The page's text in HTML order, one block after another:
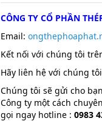
CÔNG TY CỔ PHẦN
Email:
Kết nối với chúng tôi
Hãy liên hệ với chúng
Chúng tôi sẽ gửi cho
Công ty một cách
gọi ngay hotline : 0983